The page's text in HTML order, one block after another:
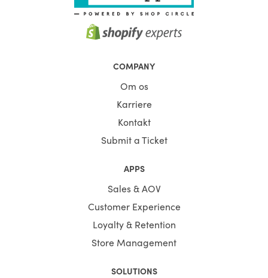
COMPANY
Om os
Karriere
Kontakt
Submit a Ticket
APPS
Sales & AOV
Customer Experience
Loyalty & Retention
Store Management
SOLUTIONS